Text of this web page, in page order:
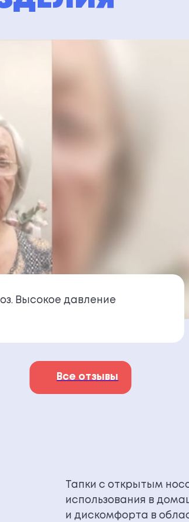
Высокое давление
Все отзывы
Тапки с открытым
использования в
и дискомфорта в